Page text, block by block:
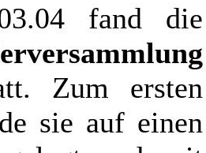
fand die
Zum ersten
sie auf einen